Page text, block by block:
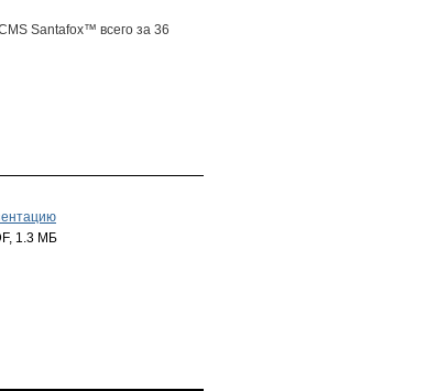
Santafox™ всего за 36
1.3 МБ